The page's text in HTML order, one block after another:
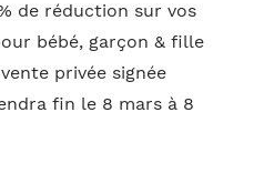
de réduction sur vos
bébé, garçon & fille
privée signée
fin le 8 mars à 8